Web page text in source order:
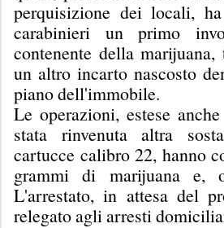
perquisizione dei locali,
carabinieri un primo
contenente della
un altro incarto nascosto
piano dell'immobile.
Le operazioni, estese
stata rinvenuta altra
cartucce calibro 22, hanno
grammi di marijuana e,
L'arrestato, in attesa del
relegato agli arresti